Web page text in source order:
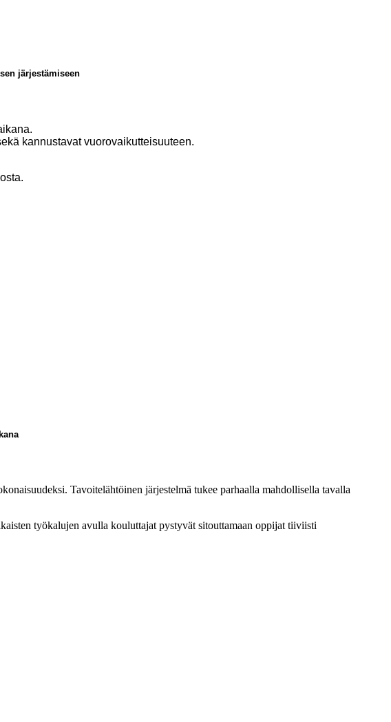
järjestämiseen
kannustavat vuorovaikutteisuuteen.
Tavoitelähtöinen järjestelmä tukee parhaalla mahdollisella tavalla
työkalujen avulla kouluttajat pystyvät sitouttamaan oppijat tiiviisti